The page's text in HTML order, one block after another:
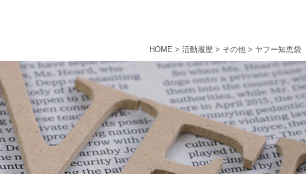
HOME > 活動履歴 > その他 > ヤフー知恵袋